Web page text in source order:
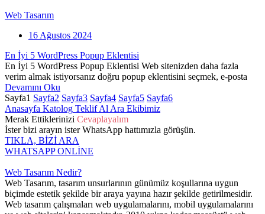
Web Tasarım
16 Ağustos 2024
En İyi 5 WordPress Popup Eklentisi
En İyi 5 WordPress Popup Eklentisi Web sitenizden daha fazla
verim almak istiyorsanız doğru popup eklentisini seçmek, e-posta
Devamını Oku
Sayfa1 Sayfa2 Sayfa3 Sayfa4 Sayfa5 Sayfa6
Anasayfa Katolog Teklif AlAra Ekibimiz
Merak Ettiklerinizi Cevaplayalım
İster bizi arayın ister WhatsApp hattımızla görüşün.
TIKLA, BİZİ ARA
WHATSAPP ONLİNE
Web Tasarım Nedir?
Web Tasarım, tasarım unsurlarının günümüz koşullarına uygun
biçimde estetik şekilde bir araya yayına hazır şekilde getirilmesidir.
Web tasarım çalışmaları web uygulamalarını, mobil uygulamalarını